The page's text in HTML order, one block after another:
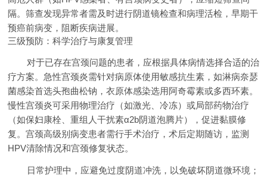
隔。筛查发现异常者需及时进行阴道镜检查和病理活检，早期干
预癌前病变，阻断疾病进展。
三级预防：科学治疗与康复管理
对于已存在宫颈问题的患者，应根据具体病情选择合适的治
疗方案。急性宫颈炎需针对病原体使用敏感抗生素，如淋病奈瑟
菌感染首选头孢曲松钠，衣原体感染选用阿奇霉素或多西环素。
慢性宫颈炎可采用物理治疗（如激光、冷冻）或局部药物治疗
（如保妇康栓、重组人干扰素α2b阴道泡腾片），促进黏膜修
复。宫颈高级别病变患者需行手术治疗，术后定期随访，监测
HPV清除情况和宫颈修复状态。
日常护理中，应避免过度阴道冲洗，以免破坏阴道微环境；